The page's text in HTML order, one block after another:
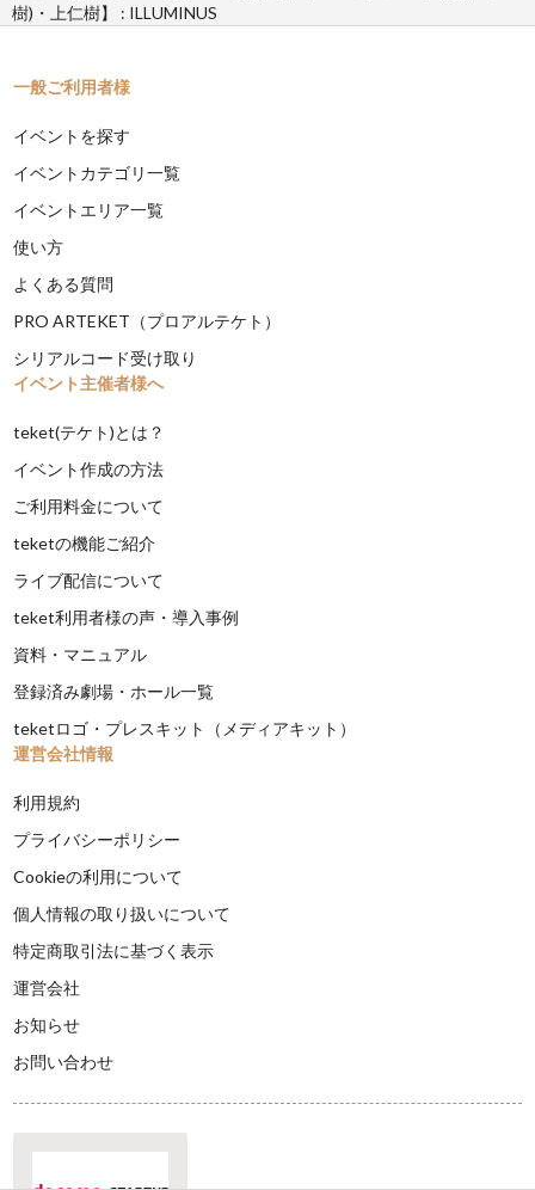
樹)・上仁樹】 : ILLUMINUS
一般ご利用者様
イベントを探す
イベントカテゴリ一覧
イベントエリア一覧
使い方
よくある質問
PRO ARTEKET（プロアルテケト）
シリアルコード受け取り
イベント主催者様へ
teket(テケト)とは？
イベント作成の方法
ご利用料金について
teketの機能ご紹介
ライブ配信について
teket利用者様の声・導入事例
資料・マニュアル
登録済み劇場・ホール一覧
teketロゴ・プレスキット（メディアキット）
運営会社情報
利用規約
プライバシーポリシー
Cookieの利用について
個人情報の取り扱いについて
特定商取引法に基づく表示
運営会社
お知らせ
お問い合わせ